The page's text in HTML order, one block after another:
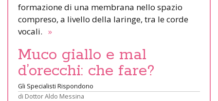
formazione di una membrana nello spazio
compreso, a livello della laringe, tra le corde
vocali. »
Muco giallo e mal
d’orecchi: che fare?
Gli Specialisti Rispondono
di Dottor Aldo Messina